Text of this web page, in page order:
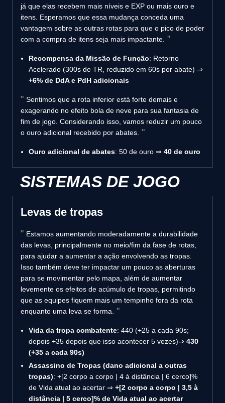
já que elas recebem mais níveis e EXP ou mais ouro e
itens. Esperamos que essa mudança conceda uma
vantagem sobre as outras rotas para que o pico de poder
com a compra de itens seja mais impactante.
Recompensa da Missão de Função: Retorno
Acelerado (300s de TR, reduzido em 60s por abate) ⇒
+6% de DdA e PdH adicionais
Sentimos que a rota inferior está forte demais e
exagerando no efeito bola de neve para sua fantasia de
fim de jogo. Considerando isso, vamos reduzir um pouco
o ouro adicional recebido por abates.
Ouro adicional de abates: 50 de ouro ⇒ 40 de ouro
SISTEMAS DE JOGO
Levas de tropas
Estamos aumentando moderadamente a durabilidade
das levas, principalmente no meio/fim da fase de rotas,
para ajudar a aumentar a ação envolvendo as tropas.
Isso também deve ter impactar um pouco as aberturas
para se movimentar pelo mapa, além de aumentar
levemente os efeitos de acúmulo de tropas, permitindo
que as equipes fiquem mais um tempinho fora da rota
enquanto uma leva se forma.
Vida da tropa combatente: 440 (+25 a cada 90s;
depois +35 depois que isso acontecer 5 vezes)⇒ 430
(+35 a cada 90s)
Assassino de Tropas (dano adicional a outras
tropas): +[2 corpo a corpo | 4 à distância | 6 cerco]%
de Vida atual ao acertar ⇒ +[2 corpo a corpo | 3,5 à
distância | 5 cerco]% de Vida atual ao acertar